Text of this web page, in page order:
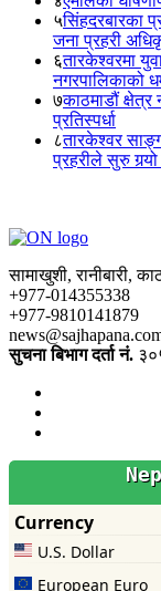
५सिंहदरबारका
जना प्रहरी
६तारकेश्वरमा
नगरपालिकाको
७काठमाडौं
प्रतिस्पर्धा
८तारकेश्वर
प्रहरीले सुरु
सामाखुशी, रानीबारी,
+977-014355338
+977-9810141879
सुचना बिभाग दर्ता नं.